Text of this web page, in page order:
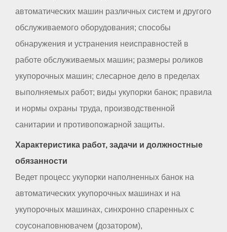
автоматических машин различных систем и другого
обслуживаемого оборудования; способы
обнаружения и устранения неисправностей в
работе обслуживаемых машин; размеры роликов
укупорочных машин; слесарное дело в пределах
выполняемых работ; виды укупорки банок; правила
и нормы охраны труда, производственной
санитарии и противопожарной защиты.
Характеристика работ, задачи и должностные
обязанности
Ведет процесс укупорки наполненных банок на
автоматических укупорочных машинах и на
укупорочных машинах, синхронно спаренных с
соусонаповнювачем (дозатором),